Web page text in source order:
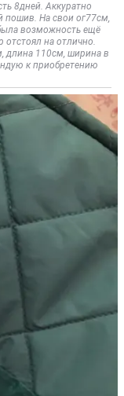
8дней. Аккуратно
пошив. На свои ог77см,
возможность ещё
отстоял на отлично.
длина 110см, ширина в
к приобретению